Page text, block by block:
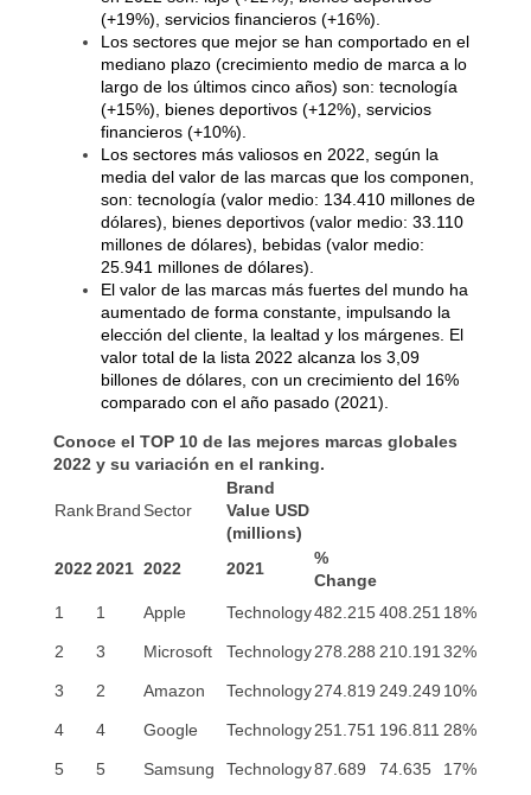
(+19%), servicios financieros (+16%).
Los sectores que mejor se han comportado en el
mediano plazo (crecimiento medio de marca a lo
largo de los últimos cinco años) son: tecnología
(+15%), bienes deportivos (+12%), servicios
financieros (+10%).
Los sectores más valiosos en 2022, según la
media del valor de las marcas que los componen,
son: tecnología (valor medio: 134.410 millones de
dólares), bienes deportivos (valor medio: 33.110
millones de dólares), bebidas (valor medio:
25.941 millones de dólares).
El valor de las marcas más fuertes del mundo ha
aumentado de forma constante, impulsando la
elección del cliente, la lealtad y los márgenes. El
valor total de la lista 2022 alcanza los 3,09
billones de dólares, con un crecimiento del 16%
comparado con el año pasado (2021).
Conoce el TOP 10 de las mejores marcas globales
2022 y su variación en el ranking.
Rank Brand Sector
Brand
Value USD
(millions)
2022 2021 2022 2021
%
Change
1
1 Apple Technology482.215 408.251 18%
2 3 Microsoft Technology 278.288 210.191 32%
3 2 Amazon Technology 274.819 249.249 10%
4 4 Google Technology 251.751 196.811 28%
5 5 Samsung Technology87.689 74.635 17%